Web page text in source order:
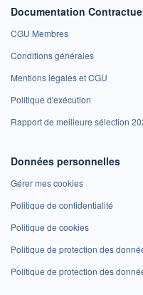
Documentation
CGU Membres
Conditions générales
Mentions légales et CGU
Politique d'exécution
Rapport de meilleure sélection
Données personnelles
Gérer mes cookies
Politique de confidentialité
Politique de cookies
Politique de protection des
Politique de protection des